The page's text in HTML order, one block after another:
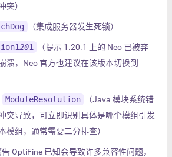
突）
（集成服务器发生死锁）
201
（提示 1.20.1 上的 Neo 已被弃
溃，Neo 官方也建议在该版本切换到
ModuleResolution
（Java 模块系统错
突导致，可立即识别具体是哪个模组引发
模组，通常需要二分排查）
告 OptiFine 已知会导致许多兼容性问题，